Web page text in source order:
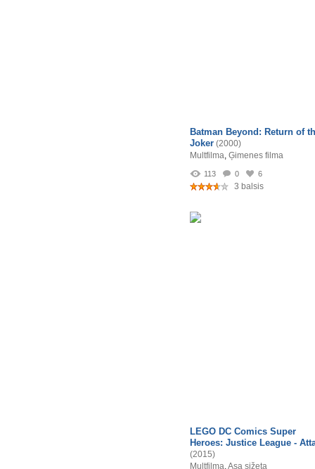
Batman Beyond: Return of
Joker (2000)
Multfilma, Ģimenes filma
113 0 6
3 balsis
LEGO DC Comics Super
Heroes: Justice League -
(2015)
Multfilma,Asa sižeta